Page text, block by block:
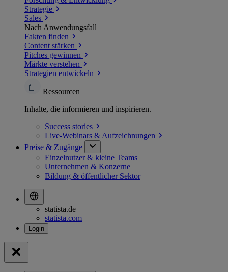
Strategie
Sales
Nach Anwendungsfall
Fakten finden
Content stärken
Pitches gewinnen
Märkte verstehen
Strategien entwickeln
Ressourcen
Inhalte, die informieren und inspirieren.
Success stories
Live-Webinars & Aufzeichnungen
Preise & Zugänge
Einzelnutzer & kleine Teams
Unternehmen & Konzerne
Bildung & öffentlicher Sektor
statista.de
statista.com